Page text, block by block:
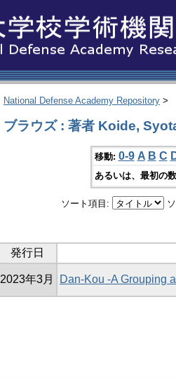
National Defense Academy Repository >
ブラウズ : 著者 Koide,
移動: 0-9 A B C
あるいは、最初の
ソート項目:
発行日
2023年3月 Dan-Kou -A Grouping